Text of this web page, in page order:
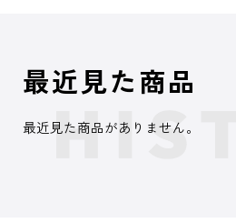
最近見た商品
最近見た商品がありません。